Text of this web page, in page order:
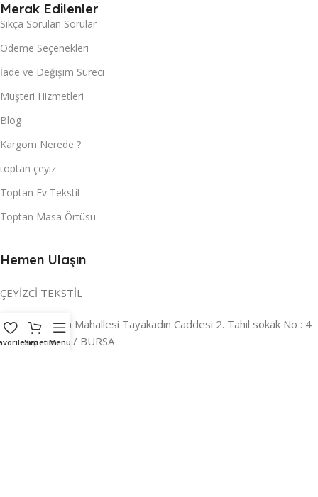
Merak Edilenler
Sıkça Sorulan Sorular
Ödeme Seçenekleri
İade ve Değişim Süreci
Müşteri Hizmetleri
Blog
Kargom Nerede ?
toptan çeyiz
Toptan Ev Tekstil
Toptan Masa Örtüsü
Hemen Ulaşın
ÇEYİZCİ TEKSTİL
Adres:Reyhan Mahallesi Tayakadın Caddesi 2. Tahıl sokak No : 4
/ a Osmangazi / BURSA
SepetimMenu